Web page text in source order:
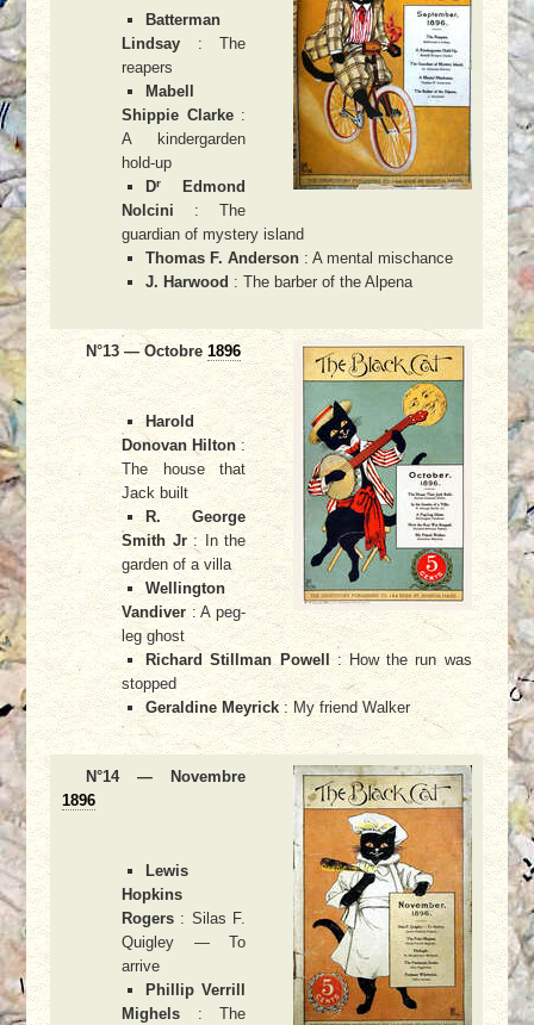
Batterman
Lindsay : The
reapers
Mabell
Shippie Clarke:
A kindergarden
hold-up
Dr
Edmond
Nolcini : The
guardian of mystery island
Thomas F. Anderson : A mental mischance
J. Harwood : The barber of the Alpena
N°13 — Octobre1896
Harold
Donovan Hilton :
The house that
Jack built
R. George
Smith Jr: In the
garden of a villa
Wellington
Vandiver: A peg-
leg ghost
Richard Stillman Powell : How the run was
stopped
Geraldine Meyrick : My friend Walker
N°14 — Novembre
1896
Lewis
Hopkins
Rogers : Silas F.
Quigley — To
arrive
Phillip Verrill
Mighels : The